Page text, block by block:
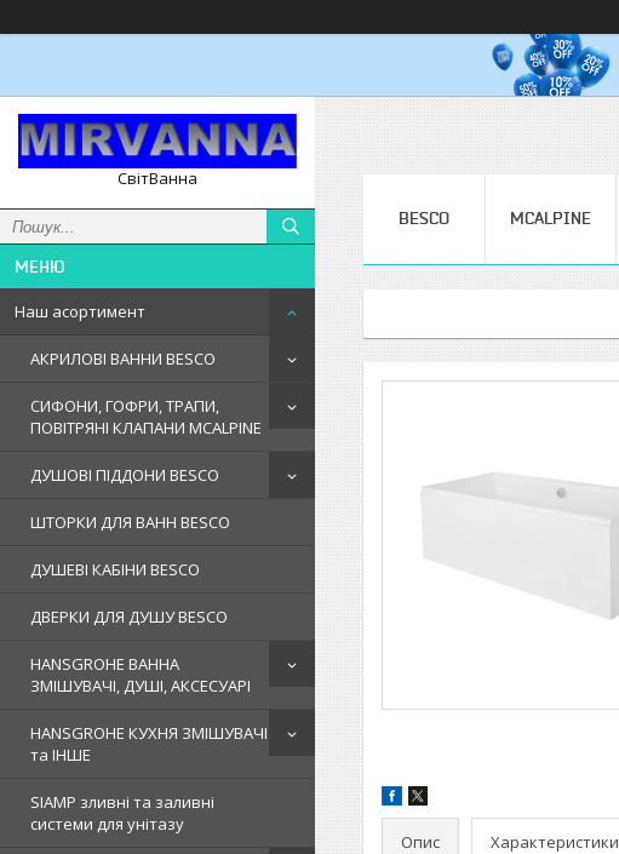
СвітВанна
Наш асортимент
АКРИЛОВІ ВАННИ BESCO
СИФОНИ, ГОФРИ, ТРАПИ,
ПОВІТРЯНІ КЛАПАНИ MCALPINE
ДУШОВІ ПІДДОНИ BESCO
ШТОРКИ ДЛЯ ВАНН BESCO
ДУШЕВІ КАБІНИ BESCO
ДВЕРКИ ДЛЯ ДУШУ BESCO
HANSGROHE ВАННА
ЗМІШУВАЧІ, ДУШІ, АКСЕСУАРІ
HANSGROHE КУХНЯ ЗМІШУВАЧІ
та ІНШЕ
SIAMP зливні та заливні
системи для унітазу
BESCO MCALPINE
Опис Характеристики